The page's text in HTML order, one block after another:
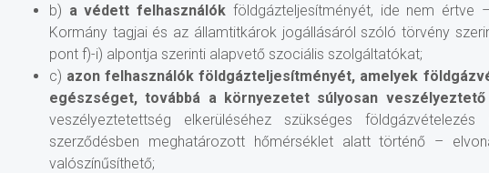
b) a védett felhasználók földgázteljesítményét, ide nem értve
Kormány tagjai és az államtitkárok jogállásáról szóló törvény
pont f)-i) alpontja szerinti alapvető szociális szolgáltatókat;
c) azon felhasználók földgázteljesítményét, amelyek
egészséget, továbbá a környezetet súlyosan veszélyeztető
veszélyeztetettség elkerüléséhez szükséges
szerződésben meghatározott hőmérséklet alatt történő –
valószínűsíthető;